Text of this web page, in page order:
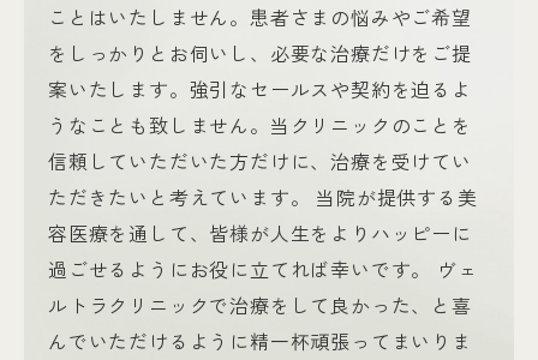
ことはいたしません。患者さまの悩みやご希望
をしっかりとお伺いし、必要な治療だけをご提
案いたします。強引なセールスや契約を迫るよ
うなことも致しません。当クリニックのことを
信頼していただいた方だけに、治療を受けてい
ただきたいと考えています。 当院が提供する美
容医療を通して、皆様が人生をよりハッピーに
過ごせるようにお役に立てれば幸いです。 ヴェ
ルトラクリニックで治療をして良かった、と喜
んでいただけるように精一杯頑張ってまいりま